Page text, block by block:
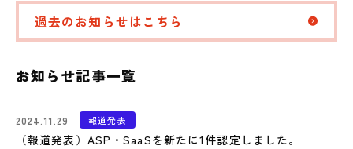
過去のお知らせはこちら
お知らせ記事一覧
2024.11.29 報道発表
（報道発表）ASP・SaaSを新たに1件認定しました。